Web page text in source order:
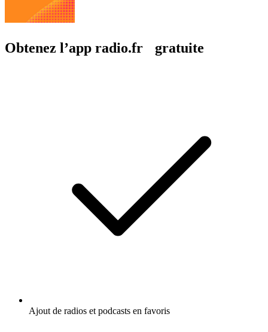
Obtenez l’app radio.fr gratuite
Ajout de radios et podcasts en favoris